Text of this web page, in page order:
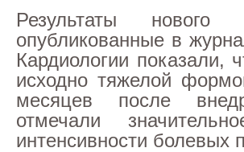
Результаты нового
опубликованные в
Кардиологии показали,
исходно тяжелой
месяцев после
отмечали
интенсивности болевых